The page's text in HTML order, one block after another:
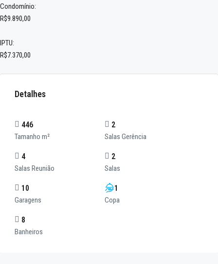
Condomínio:
R$9.890,00
IPTU:
R$7.370,00
Detalhes
446
Tamanho m²
2
Salas Gerência
4
Salas Reunião
2
Salas
10
Garagens
1
Copa
8
Banheiros